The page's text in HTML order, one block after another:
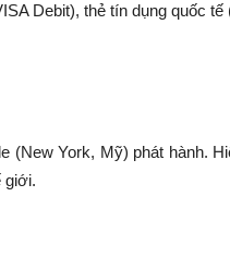
Debit), thẻ tín dụng quốc
(New York, Mỹ) phát hành.
giới.